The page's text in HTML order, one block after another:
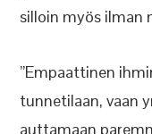
silloin myös ilman
”Empaattinen
tunnetilaan, vaan
auttamaan